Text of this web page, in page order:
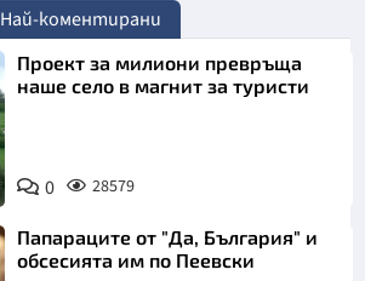
Най-коментирани
Проект за милиони превръща
наше село в магнит за туристи
0 28579
Папараците от "Да, България" и
обсесията им по Пеевски